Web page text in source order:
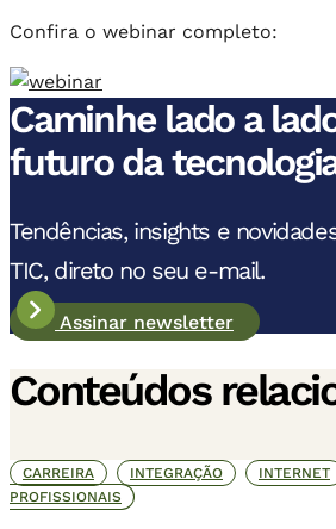
Confira o webinar completo:
Caminhe lado a
futuro da
Tendências, insights e
TIC, direto no seu e-mail.
Assinar newsletter
Conteúdos
CARREIRA INTEGRAÇÃO INTERNET
PROFISSIONAIS